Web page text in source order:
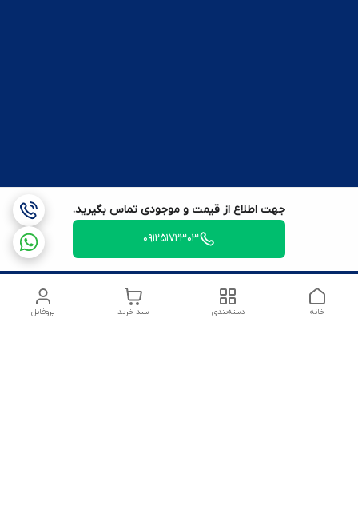
جهت اطلاع از قیمت و موجودی تماس بگیرید.
09125172303
پروفایل سبد خرید دسته‌بندی خانه